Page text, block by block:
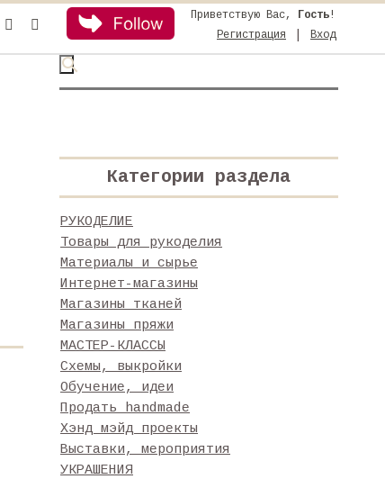
Приветствую Вас, Гость!
Регистрация
Вход
Категории раздела
РУКОДЕЛИЕ
Товары для рукоделия
Материалы и сырье
Интернет-магазины
Магазины тканей
Магазины пряжи
МАСТЕР-КЛАССЫ
Схемы, выкройки
Обучение, идеи
Продать handmade
Хэнд мэйд проекты
Выставки, мероприятия
УКРАШЕНИЯ